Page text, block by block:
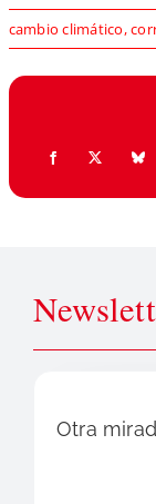
cambio climático,
Otra